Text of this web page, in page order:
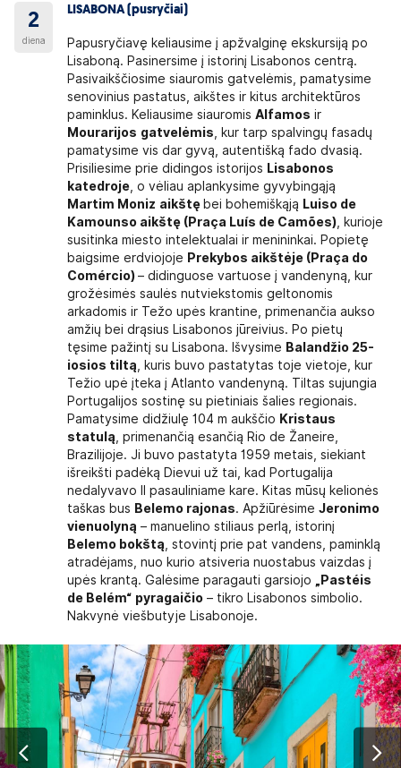
2
diena
LISABONA (pusryčiai)
Papusryčiavę keliausime į apžvalginę ekskursiją po
Lisaboną. Pasinersime į istorinį Lisabonos centrą.
Pasivaikščiosime siauromis gatvelėmis, pamatysime
senovinius pastatus, aikštes ir kitus architektūros
paminklus. Keliausime siauromisAlfamos ir
Mourarijos gatvelėmis , kur tarp spalvingų fasadų
pamatysime vis dar gyvą, autentišką fado dvasią.
Prisiliesime prie didingos istorijos Lisabonos
katedroje , o vėliau aplankysime gyvybingąją
Martim Moniz aikštę bei bohemiškąją Luiso de
Kamounso aikštę (Praça Luís de Camões) , kurioje
susitinka miesto intelektualai ir menininkai. Popietę
baigsime erdviojoje Prekybos aikštėje (Praça do
Comércio)– didinguose vartuose į vandenyną, kur
grožėsimės saulės nutviekstomis geltonomis
arkadomis ir Težo upės krantine, primenančia aukso
amžių bei drąsius Lisabonos jūreivius. Po pietų
tęsime pažintį su Lisabona. Išvysime Balandžio 25-
iosios tiltą , kuris buvo pastatytas toje vietoje, kur
Težio upė įteka į Atlanto vandenyną. Tiltas sujungia
Portugalijos sostinę su pietiniais šalies regionais.
Pamatysime didžiulę 104 m aukščio Kristaus
statulą , primenančią esančią Rio de Žaneire,
Brazilijoje. Ji buvo pastatyta 1959 metais, siekiant
išreikšti padėką Dievui už tai, kad Portugalija
nedalyvavo II pasauliniame kare. Kitas mūsų kelionės
taškas bus Belemo rajonas. ApžiūrėsimeJeronimo
vienuolyną – manuelino stiliaus perlą, istorinį
Belemo bokštą , stovintį prie pat vandens, paminklą
atradėjams, nuo kurio atsiveria nuostabus vaizdas į
upės krantą. Galėsime paragauti garsiojo
„Pastéis
de Belém“ pyragaičio – tikro Lisabonos simbolio.
Nakvynė viešbutyje Lisabonoje.